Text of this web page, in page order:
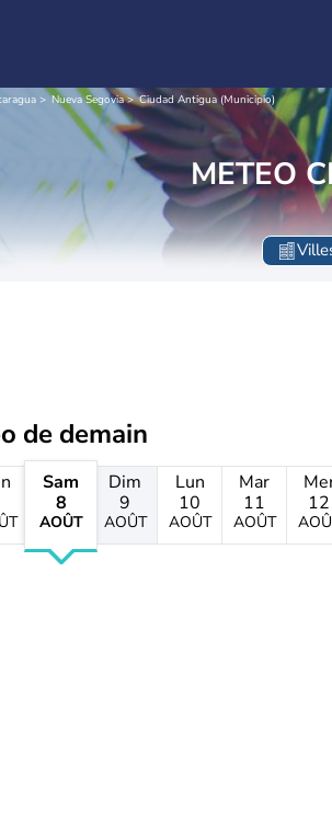
Nueva Segovia Ciudad Antigua (Municipio)
METEO
de demain
Sam
8
AOÛT
Dim
9
AOÛT
Lun
10
AOÛT
Mar
11
AOÛT
12